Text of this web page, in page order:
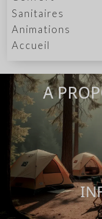
Sanitaires
Animations
Accueil
A